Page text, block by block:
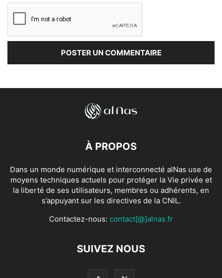
À PROPOS
Dans un monde numérique et interconnecté alNas use de
moyens techniques actuels pour protéger la Vie privée et
la liberté de ses utilisateurs, membres ou adhérents, en
s’appuyant sur les directives de la CNIL.
Contactez-nous: contact[@]alnas.fr
SUIVEZ NOUS